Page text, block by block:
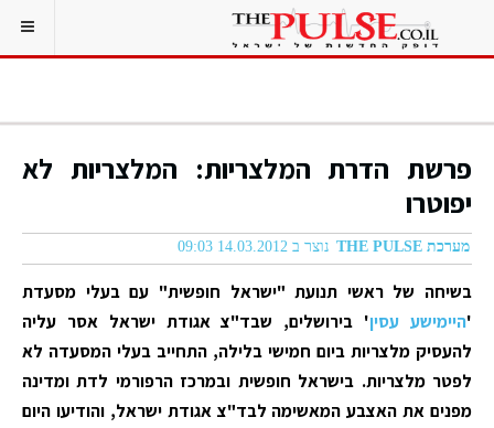
פרשת הדרת המלצריות: המלצריות לא
יפוטרו
מערכת THE PULSE נוצר ב 14.03.2012 09:03
בשיחה של ראשי תנועת "ישראל חופשית" עם בעלי מסעדת
'היימישע עסין' בירושלים, שבד"צ אגודת ישראל אסר עליה
להעסיק מלצריות ביום חמישי בלילה, התחייב בעלי המסעדה לא
לפטר מלצריות. בישראל חופשית ובמרכז הרפורמי לדת ומדינה
מפנים את האצבע המאשימה לבד"צ אגודת ישראל, והודיעו היום